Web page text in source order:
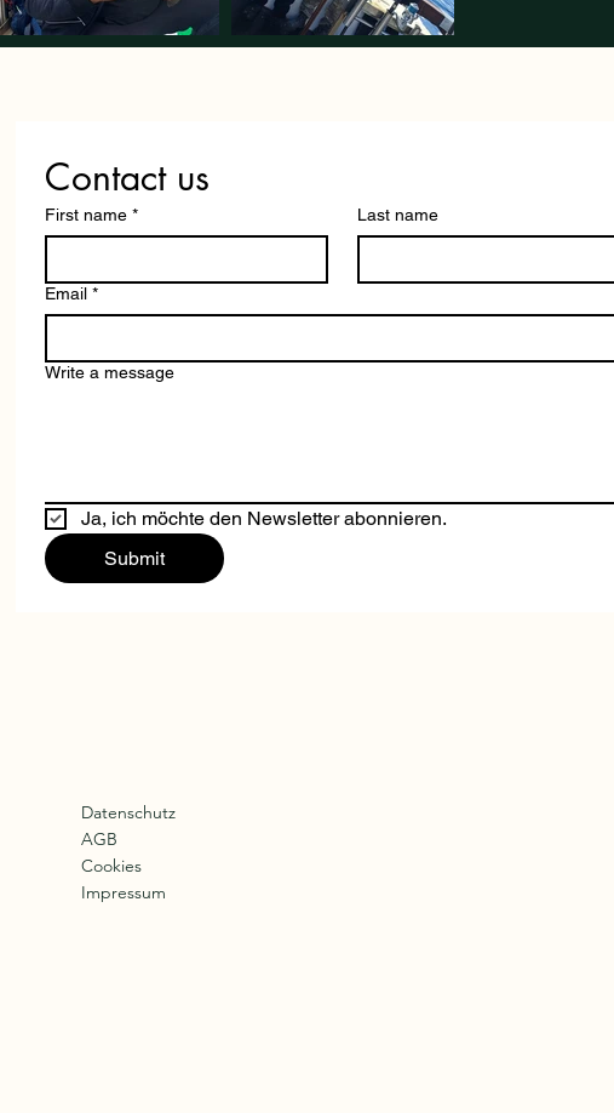
Contact us
First name * Last name
Email *
Write a message
Ja, ich möchte den Newsletter abonnieren.
Submit
Datenschutz
AGB
Cookies
Impressum